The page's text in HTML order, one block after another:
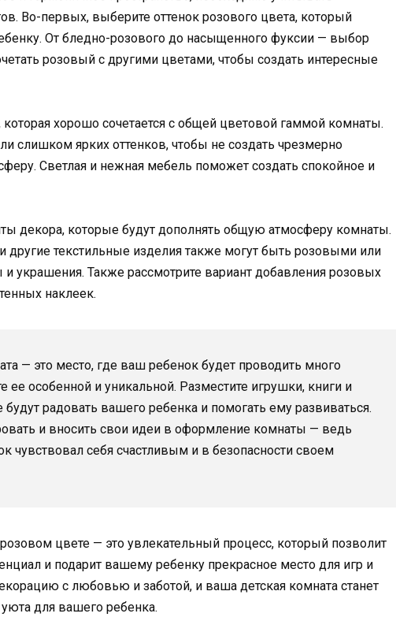
Во-первых, выберите оттенок розового цвета, который
От бледно-розового до насыщенного фуксии — выбор
розовый с другими цветами, чтобы создать интересные
хорошо сочетается с общей цветовой гаммой комнаты.
слишком ярких оттенков, чтобы не создать чрезмерно
Светлая и нежная мебель поможет создать спокойное и
декора, которые будут дополнять общую атмосферу комнаты.
текстильные изделия также могут быть розовыми или
украшения. Также рассмотрите вариант добавления розовых
наклеек.
— это место, где ваш ребенок будет проводить много
ее особенной и уникальной. Разместите игрушки, книги и
радовать вашего ребенка и помогать ему развиваться.
и вносить свои идеи в оформление комнаты — ведь
чувствовал себя счастливым и в безопасности своем
цвете — это увлекательный процесс, который позволит
и подарит вашему ребенку прекрасное место для игр и
с любовью и заботой, и ваша детская комната станет
для вашего ребенка.